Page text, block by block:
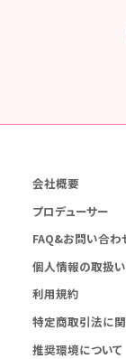
会社概要
プロデューサー
FAQ&お問い合わ
個人情報の取扱
利用規約
特定商取引法に
推奨環境について